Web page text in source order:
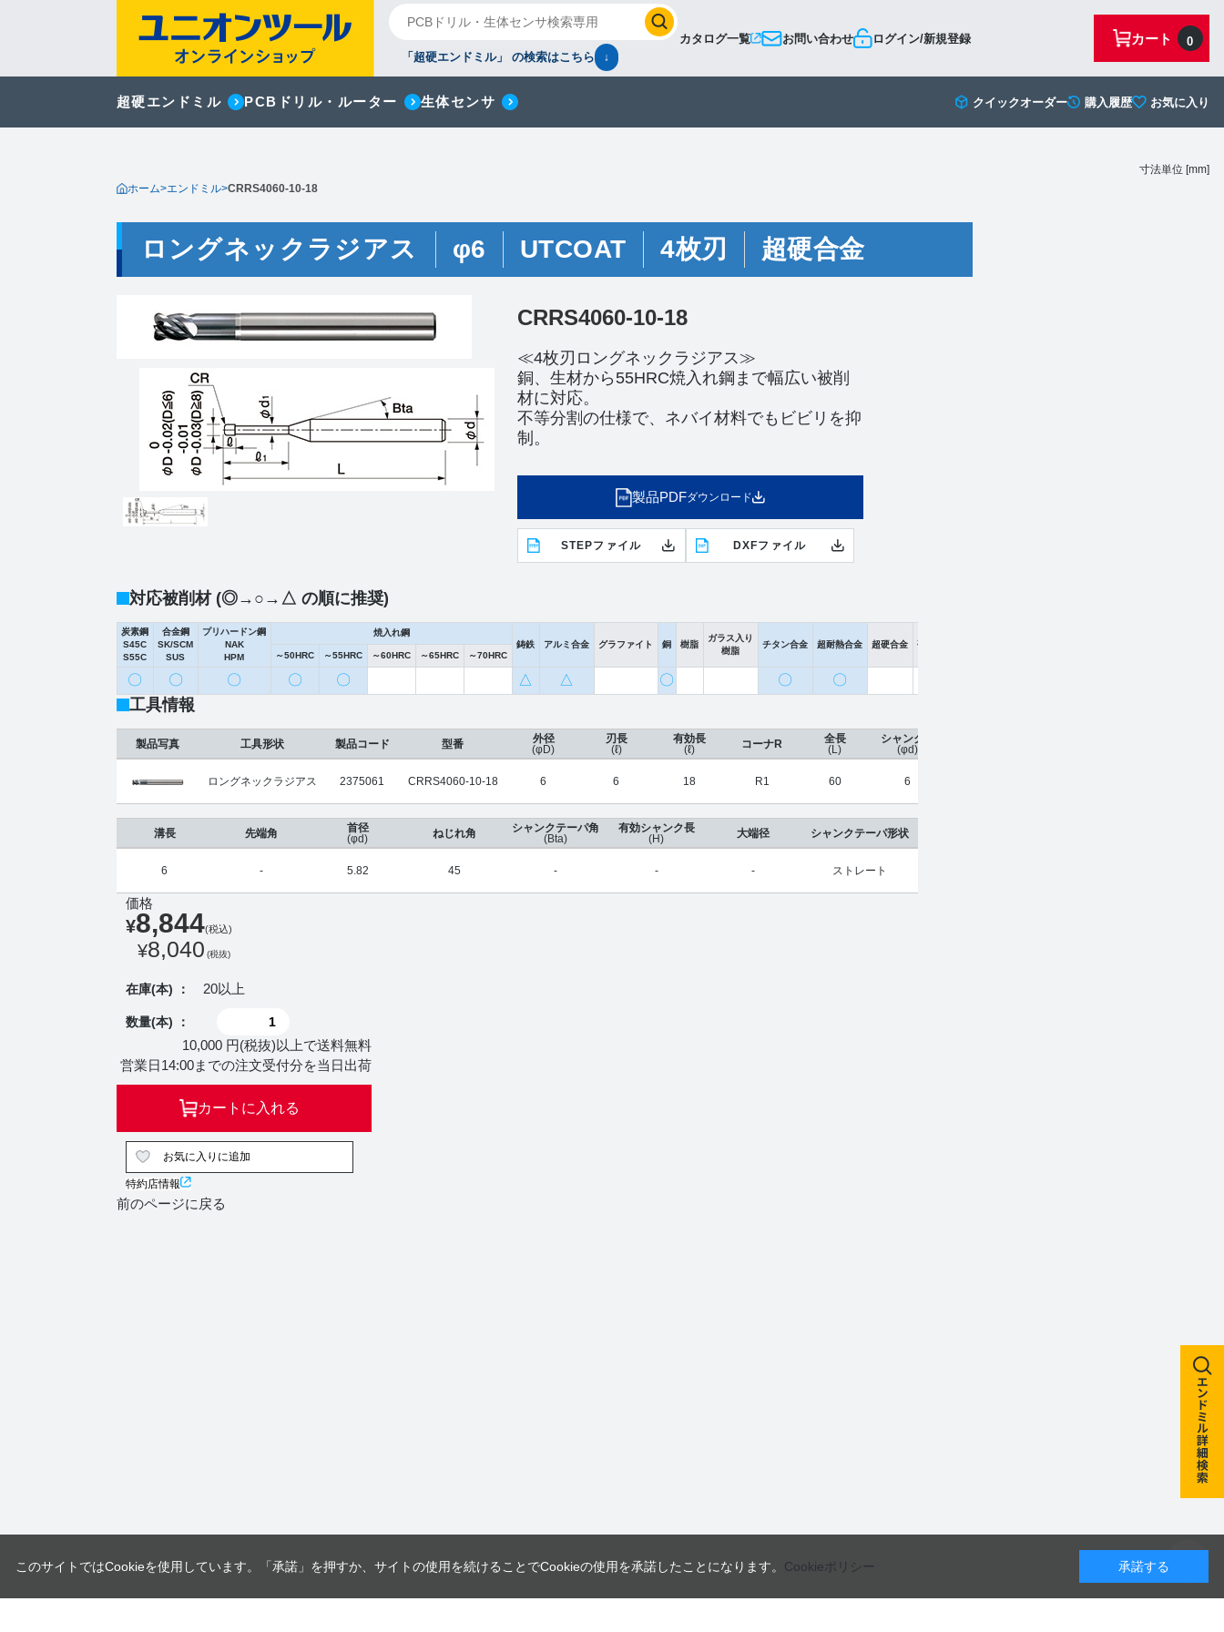
カタログ一覧 お問い合わせ ログイン/新規登録 0
カート
「超硬エンドミル」 の検索はこちら ↓
超硬エンドミル PCBドリル・ルーター 生体センサ クイックオーダー 購入履歴 お気に入り
ホーム>エンドミル>CRRS4060-10-18
ロングネックラジアス φ6 UTCOAT 4枚刃 超硬合金
CRRS4060-10-18
≪4枚刃ロングネックラジアス≫
銅、生材から55HRC焼入れ鋼まで幅広い被削
材に対応。
不等分割の仕様で、ネバイ材料でもビビリを抑
制。
製品PDFダウンロード
STEPファイル DXFファイル
対応被削材 (◎→○→△ の順に推奨)
炭素鋼
S45C
S55C
合金鋼
SK/SCM
SUS
プリハードン鋼
NAK
HPM
焼入れ鋼
鋳鉄
アルミ合金 グラファイト 銅 樹脂
ガラス入り
樹脂
チタン合金 超耐熱合金 超硬合金
硬脆材
～50HRC
～55HRC ～60HRC ～65HRC ～70HRC
〇 〇 〇 〇 〇 △ △ 〇 〇 〇
工具情報
寸法単位 [mm]
製品写真 工具形状
ロングネックラジアス
製品コード
2375061
型番
CRRS4060-10-18
外径
(φD)
6
刃長
(ℓ)
6
有効長
(ℓ)
18
コーナR
R1
全長
(L)
60
シャンク径
(φd)
6
溝長
6
先端角
-
首径
(φd)
5.82
ねじれ角
45
シャンクテーパ角
(Bta)
-
有効シャンク長
(H)
-
大端径
-
シャンクテーパ形状
ストレート
価格
¥8,844(税込)
¥8,040 (税抜)
在庫(本) ： 20以上
数量(本) ：
10,000 円(税抜)以上で送料無料
営業日14:00までの注文受付分を当日出荷
カートに入れる
お気に入りに追加
特約店情報
前のページに戻る
このサイトではCookieを使用しています。「承諾」を押すか、サイトの使用を続けることでCookieの使用を承諾したことになります。 Cookieポリシー 承諾する